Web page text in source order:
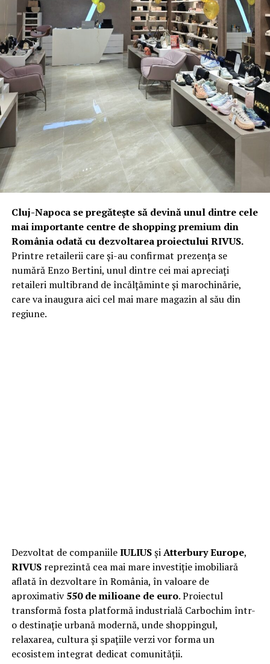
Cluj-Napoca se pregătește să devină unul dintre cele
mai importante centre de shopping premium din
România odată cu dezvoltarea proiectului RIVUS.
Printre retailerii care și-au confirmat prezența se
numără Enzo Bertini, unul dintre cei mai apreciați
retaileri multibrand de încălțăminte și marochinărie,
care va inaugura aici cel mai mare magazin al său din
regiune.
Dezvoltat de companiileIULIUSșiAtterbury Europe,
RIVUSreprezintă cea mai mare investiție imobiliară
aflată în dezvoltare în România, în valoare de
aproximativ550 de milioane de euro. Proiectul
transformă fosta platformă industrială Carbochim într-
o destinație urbană modernă, unde shoppingul,
relaxarea, cultura și spațiile verzi vor forma un
ecosistem integrat dedicat comunității.